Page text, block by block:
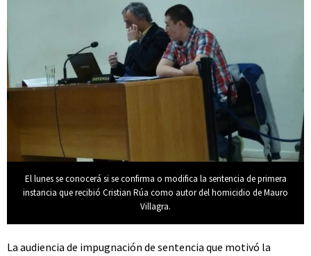
El lunes se conocerá si se confirma o modifica la sentencia de primera
instancia que recibió Cristian Rúa como autor del homicidio de Mauro
Villagra.
La audiencia de impugnación de sentencia que motivó la